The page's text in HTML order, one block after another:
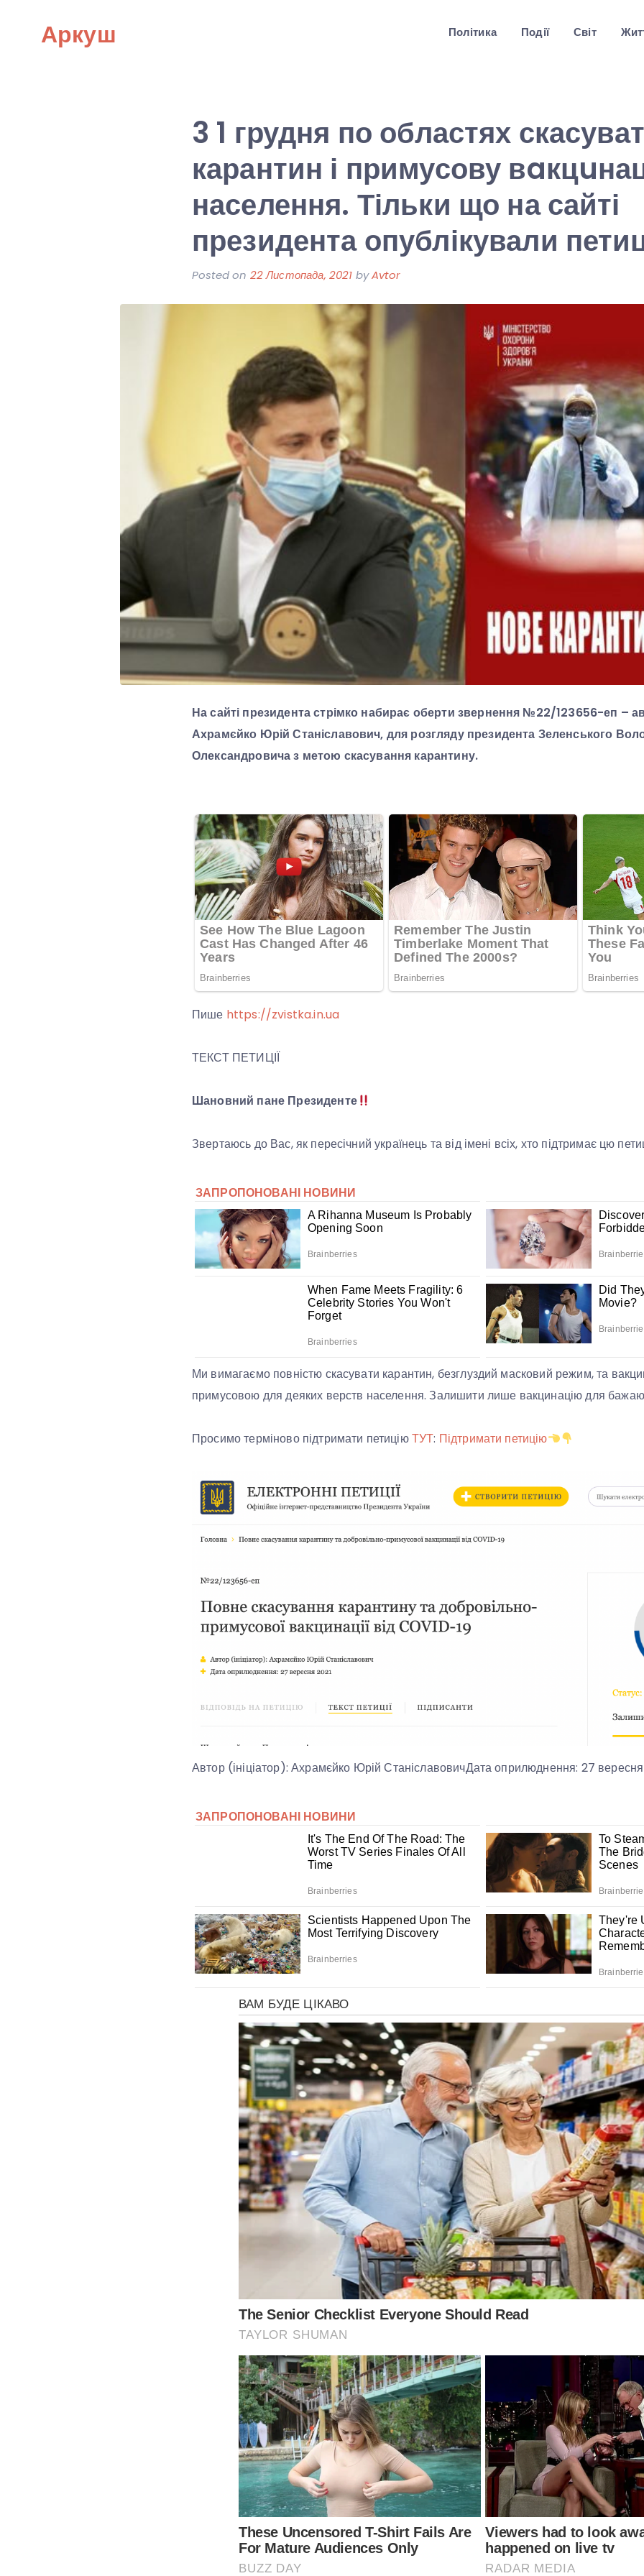
Аркуш Політика Події Світ
3 1 грудня по областях
карантин і примусову
населення. Тільки що на сайті
президента опублікували
Posted on 22 Листопада, 2021 byAvtor
На сайті президента стрімко набирає оберти звернення №22/123656-еп –
Ахрамєйко Юрій Станіславович, для розгляду президента Зеленського
Олександровича з метою скасування карантину.
Пише https://zvistka.in.ua
ТЕКСТ ПЕТИЦІЇ
Шановний пане Президенте
Звертаюсь до Вас, як пересічний українець та від імені всіх, хто підтримає цю
Ми вимагаємо повністю скасувати карантин, безглуздий масковий режим, та
примусовою для деяких верств населення. Залишити лише вакцинацію для
Просимо терміново підтримати петиціюТУТ: Підтримати петицію
Автор (ініціатор): Ахрамєйко Юрій СтаніславовичДата оприлюднення: 27